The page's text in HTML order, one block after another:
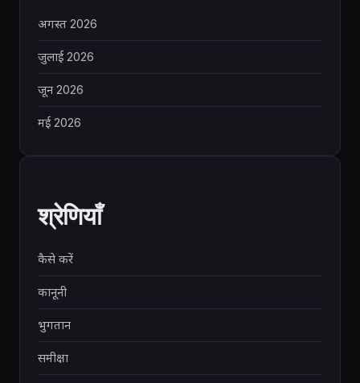
अगस्त 2026
जुलाई 2026
जून 2026
मई 2026
श्रेणियाँ
कैसे करें
कानूनी
भुगतान
समीक्षा